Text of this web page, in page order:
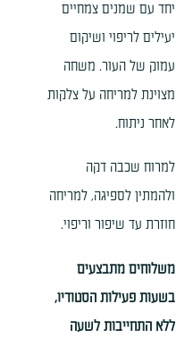
יחד עם שמנים צמחיים
יעילים לריפוי ושיקום
עמוק של העור. משחה
מצוינת למריחה על צלקות
לאחר ניתוח.
למרוח שכבה דקה
ולהמתין לספיגה, למריחה
חוזרת עד שיפור וריפוי.
משלוחים מתבצעים
בשעות פעילות הסטודיו,
ללא התחייבות לשעה